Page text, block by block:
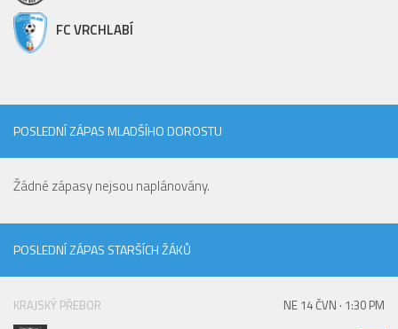
FC VRCHLABÍ
POSLEDNÍ ZÁPAS MLADŠÍHO DOROSTU
Žádné zápasy nejsou naplánovány.
POSLEDNÍ ZÁPAS STARŠÍCH ŽÁKŮ
KRAJSKÝ PŘEBOR NE 14 ČVN · 1:30 PM